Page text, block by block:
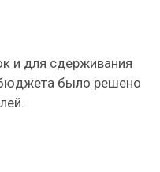
и для сдерживания
было решено